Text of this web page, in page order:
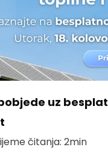
uz
čitanja: 2min